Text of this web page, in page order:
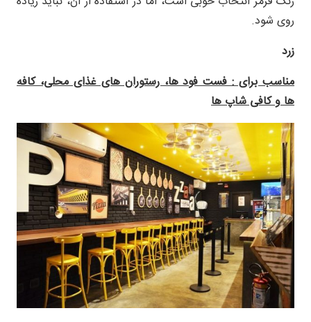
روی شود.
زرد
مناسب برای : فست فود ها، رستوران های غذای محلی، کافه
ها و کافی شاپ ها